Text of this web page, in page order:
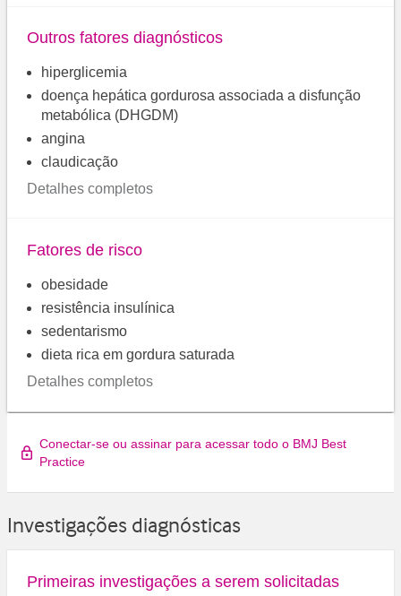
Outros fatores diagnósticos
hiperglicemia
doença hepática gordurosa associada a disfunção
metabólica (DHGDM)
angina
claudicação
Detalhes completos
Fatores de risco
obesidade
resistência insulínica
sedentarismo
dieta rica em gordura saturada
Detalhes completos
Conectar-se ou assinar para acessar todo o BMJ Best
Practice
Investigações diagnósticas
Primeiras investigações a serem solicitadas